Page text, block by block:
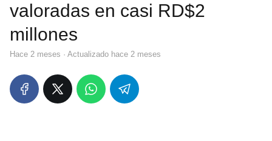
valoradas en casi RD$2
millones
hace 2 meses · Actualizado hace 2 meses